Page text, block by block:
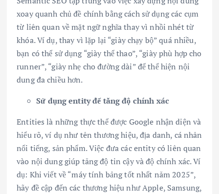
xoay quanh chủ đề chính bằng cách sử dụng các cụm
từ liên quan về mặt ngữ nghĩa thay vì nhồi nhét từ
khóa. Ví dụ, thay vì lặp lại “giày chạy bộ” quá nhiều,
bạn có thể sử dụng “giày thể thao”, “giày phù hợp cho
runner”, “giày nhẹ cho đường dài” để thể hiện nội
dung đa chiều hơn.
Sử dụng entity để tăng độ chính xác
Entities là những thực thể được Google nhận diện và
hiểu rõ, ví dụ như tên thương hiệu, địa danh, cá nhân
nổi tiếng, sản phẩm. Việc đưa các entity có liên quan
vào nội dung giúp tăng độ tin cậy và độ chính xác. Ví
dụ: Khi viết về “máy tính bảng tốt nhất năm 2025”,
hãy đề cập đến các thương hiệu như Apple, Samsung,